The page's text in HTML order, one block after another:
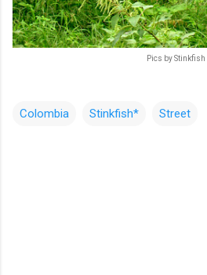
Pics by Stinkfish
Colombia Stinkfish* Street